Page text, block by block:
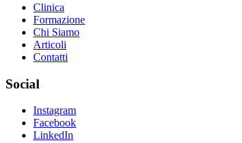
Clinica
Formazione
Chi Siamo
Articoli
Contatti
Social
Instagram
Facebook
LinkedIn